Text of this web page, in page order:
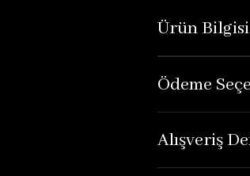
Ürün Bilgisi
Ödeme
Alışveriş